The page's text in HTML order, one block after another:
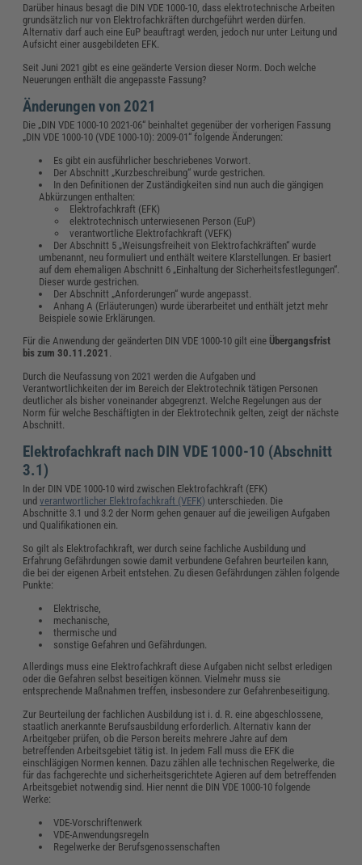
Darüber hinaus besagt die DIN VDE 1000-10, dass elektrotechnische Arbeiten
grundsätzlich nur von Elektrofachkräften durchgeführt werden dürfen.
Alternativ darf auch eine EuP beauftragt werden, jedoch nur unter Leitung und
Aufsicht einer ausgebildeten EFK.
Seit Juni 2021 gibt es eine geänderte Version dieser Norm. Doch welche
Neuerungen enthält die angepasste Fassung?
Änderungen von 2021
Die „DIN VDE 1000-10 2021-06“ beinhaltet gegenüber der vorherigen Fassung
„DIN VDE 1000-10 (VDE 1000-10): 2009-01“ folgende Änderungen:
Es gibt ein ausführlicher beschriebenes Vorwort.
Der Abschnitt „Kurzbeschreibung“ wurde gestrichen.
In den Definitionen der Zuständigkeiten sind nun auch die gängigen
Abkürzungen enthalten:
Elektrofachkraft (EFK)
elektrotechnisch unterwiesenen Person (EuP)
verantwortliche Elektrofachkraft (VEFK)
Der Abschnitt 5 „Weisungsfreiheit von Elektrofachkräften“ wurde
umbenannt, neu formuliert und enthält weitere Klarstellungen. Er basiert
auf dem ehemaligen Abschnitt 6 „Einhaltung der Sicherheitsfestlegungen“.
Dieser wurde gestrichen.
Der Abschnitt „Anforderungen“ wurde angepasst.
Anhang A (Erläuterungen) wurde überarbeitet und enthält jetzt mehr
Beispiele sowie Erklärungen.
Für die Anwendung der geänderten DIN VDE 1000-10 gilt eine Übergangsfrist
bis zum 30.11.2021
Durch die Neufassung von 2021 werden die Aufgaben und
Verantwortlichkeiten der im Bereich der Elektrotechnik tätigen Personen
deutlicher als bisher voneinander abgegrenzt. Welche Regelungen aus der
Norm für welche Beschäftigten in der Elektrotechnik gelten, zeigt der nächste
Abschnitt.
Elektrofachkraft nach DIN VDE 1000-10 (Abschnitt
3.1)
In der DIN VDE 1000-10 wird zwischen Elektrofachkraft (EFK)
undverantwortlicher Elektrofachkraft (VEFK) unterschieden. Die
Abschnitte 3.1 und 3.2 der Norm gehen genauer auf die jeweiligen Aufgaben
und Qualifikationen ein.
So gilt als Elektrofachkraft, wer durch seine fachliche Ausbildung und
Erfahrung Gefährdungen sowie damit verbundene Gefahren beurteilen kann,
die bei der eigenen Arbeit entstehen. Zu diesen Gefährdungen zählen folgende
Punkte:
Elektrische,
mechanische,
thermische und
sonstige Gefahren und Gefährdungen.
Allerdings muss eine Elektrofachkraft diese Aufgaben nicht selbst erledigen
oder die Gefahren selbst beseitigen können. Vielmehr muss sie
entsprechende Maßnahmen treffen, insbesondere zur Gefahrenbeseitigung.
Zur Beurteilung der fachlichen Ausbildung ist i. d. R. eine abgeschlossene,
staatlich anerkannte Berufsausbildung erforderlich. Alternativ kann der
Arbeitgeber prüfen, ob die Person bereits mehrere Jahre auf dem
betreffenden Arbeitsgebiet tätig ist. In jedem Fall muss die EFK die
einschlägigen Normen kennen. Dazu zählen alle technischen Regelwerke, die
für das fachgerechte und sicherheitsgerichtete Agieren auf dem betreffenden
Arbeitsgebiet notwendig sind. Hier nennt die DIN VDE 1000-10 folgende
Werke:
VDE-Vorschriftenwerk
VDE-Anwendungsregeln
Regelwerke der Berufsgenossenschaften